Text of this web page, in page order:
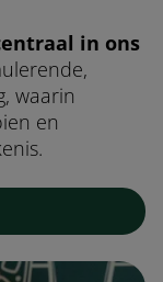
in ons
waarin
en